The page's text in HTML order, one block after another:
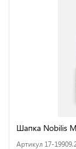
Шапка Nobilis
Артикул 17-